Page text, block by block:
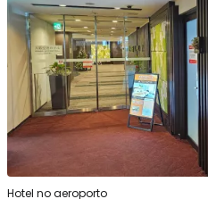
Hotel no aeroporto